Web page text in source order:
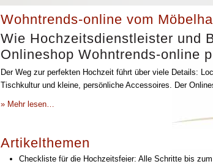
Wohntrends-online vom
Wie Hochzeitsdienstleister und
Onlineshop Wohntrends-online
Der Weg zur perfekten Hochzeit führt über viele Details:
Tischkultur und kleine, persönliche Accessoires. Der
» Mehr lesen…
Artikelthemen
Checkliste für die Hochzeitsfeier: Alle Schritte bis